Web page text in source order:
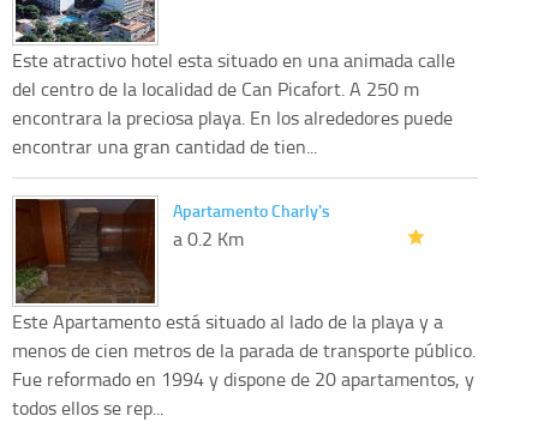
Este atractivo hotel esta situado en una animada calle
del centro de la localidad de Can Picafort. A 250 m
encontrara la preciosa playa. En los alrededores puede
encontrar una gran cantidad de tien...
Apartamento Charly's
a 0.2 Km
Este Apartamento está situado al lado de la playa y a
menos de cien metros de la parada de transporte público.
Fue reformado en 1994 y dispone de 20 apartamentos, y
todos ellos se rep...